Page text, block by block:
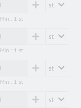
PLUSst
Min.: 1 st
PLUSst
Min.: 1 st
PLUSst
Min.: 1 st
PLUSst